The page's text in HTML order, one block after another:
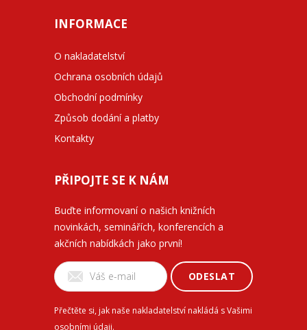
INFORMACE
O nakladatelství
Ochrana osobních údajů
Obchodní podmínky
Způsob dodání a platby
Kontakty
PŘIPOJTE SE K NÁM
Buďte informovaní o našich knižních
novinkách, seminářích, konferencích a
akčních nabídkách jako první!
ODESLAT
Přečtěte si, jak naše nakladatelství nakládá s Vašimi
osobními údaji.